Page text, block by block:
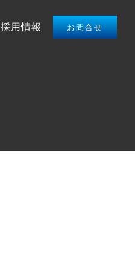
採用情報 お問合せ